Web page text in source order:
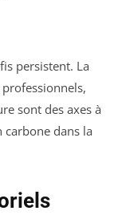
persistent. La
sont des axes à
dans la